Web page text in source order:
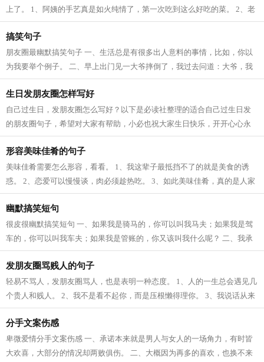
上了。 1、阿姨的手艺真是如火纯情了，第一次吃到这么好吃的菜。 2、老
妈今天这个鱼头汤做得真不错，味道鲜...
搞笑句子
朋友圈最幽默搞笑句子 一、生活总是有很多出人意料的事情，比如，你以
为我要举个例子。 二、早上出门见一大爷摔倒了，我过去问道：大爷，我
一月工资2500块钱，能扶你起来么？大...
生日发朋友圈怎样写好
自己过生日，发朋友圈怎么写好？以下是必读社整理的适合自己过生日发
的朋友圈句子，希望对大家有帮助，小必也祝大家生日快乐，开开心心永
远幸福。 1、祝自己生日快乐！虽然是...
形容美味佳肴的句子
美味佳肴需要怎么形容，看看。 1、我这辈子最抵挡不了的就是美食的诱
惑。 2、恋爱可以慢慢谈，肉必须趁热吃。 3、如此美味佳肴，真的是人家
美味；这应该是我吃过的最好吃的美食...
幽默搞笑短句
很皮很幽默搞笑短句 一、如果我是骑马的，你可以叫我马夫；如果我是驾
车的，你可以叫我车夫；如果我是管账的，你又该叫我什么呢？ 二、我承
认有的时候太放纵自己。吃东西要到...
发朋友圈骂贱人的句子
轻易不骂人，发朋友圈骂人，也是表明一种态度。 1、人的一生总会遇见几
个贵人和贱人。 2、我不是看不起你，而是压根懒得理你。 3、我说话从来
不指名道姓的骂你，你理亏你就对号...
分手文案伤感
卑微爱情分手文案伤感 一、承诺本来就是男人与女人的一场角力，有时皆
大欢喜，大部分的情况却两败俱伤。 二、大概因为再多的喜欢，也换不来